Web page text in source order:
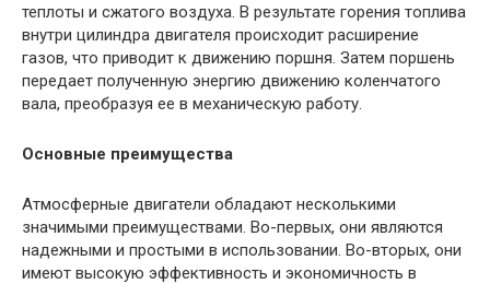
теплоты и сжатого воздуха. В результате горения топлива
внутри цилиндра двигателя происходит расширение
газов, что приводит к движению поршня. Затем поршень
передает полученную энергию движению коленчатого
вала, преобразуя ее в механическую работу.
Основные преимущества
Атмосферные двигатели обладают несколькими
значимыми преимуществами. Во-первых, они являются
надежными и простыми в использовании. Во-вторых, они
имеют высокую эффективность и экономичность в